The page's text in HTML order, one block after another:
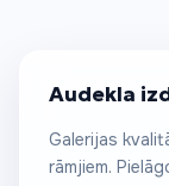
Audekla
Galerijas
rāmjiem.